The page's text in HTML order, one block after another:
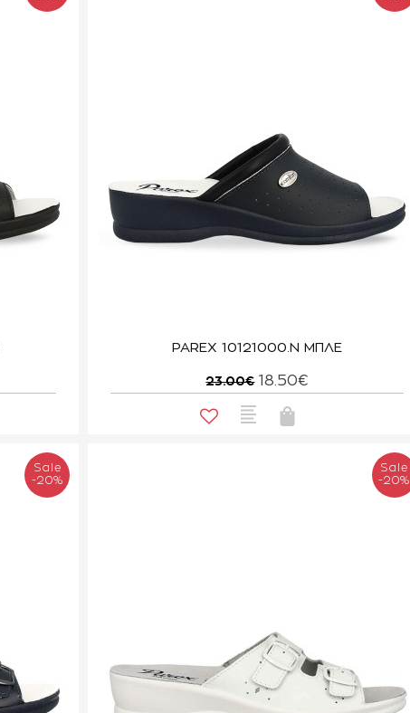
PAREX 10121000.N ΜΠΛΕ
23.00€ 18.50€
Sale
-20%
Sale
-20%